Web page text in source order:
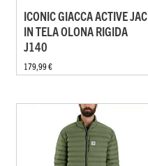
ICONIC GIACCA ACTIVE JAC
IN TELA OLONA RIGIDA
J140
179,99 €